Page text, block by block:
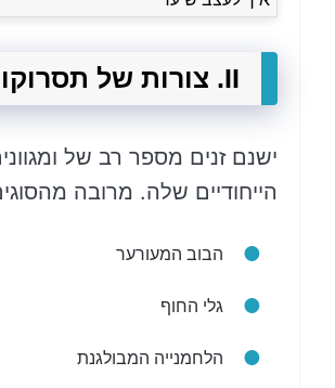
II. צורות של תסרוקות מבולגנות
ישנם זנים מספר רב של
הייחודיים שלה. מרובה
הבוב המעורער
גלי החוף
הלחמנייה המבולגנת